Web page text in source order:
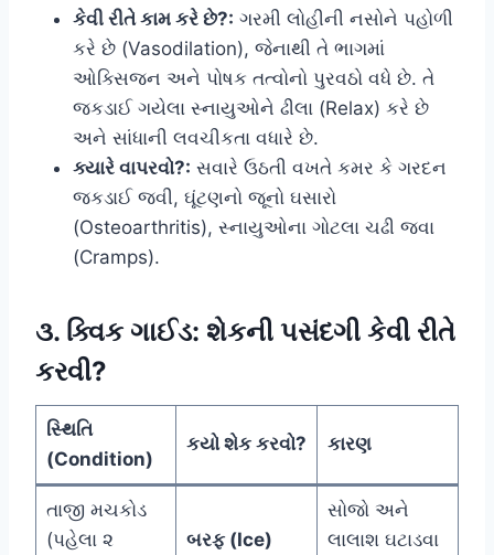
કેવી રીતે કામ કરે છે?: ગરમી લોહીની નસોને પહોળી
કરે છે (Vasodilation), જેનાથી તે ભાગમાં
ઓક્સિજન અને પોષક તત્વોનો પુરવઠો વધે છે. તે
જકડાઈ ગયેલા સ્નાયુઓને ઢીલા (Relax) કરે છે
અને સાંધાની લવચીકતા વધારે છે.
ક્યારે વાપરવો?: સવારે ઉઠતી વખતે કમર કે ગરદન
જકડાઈ જવી, ઘૂંટણનો જૂનો ઘસારો
(Osteoarthritis), સ્નાયુઓના ગોટલા ચઢી જવા
(Cramps).
૩. ક્વિક ગાઈડ: શેકની પસંદગી કેવી રીતે
કરવી?
સ્થિતિ
(Condition)
કયો શેક કરવો? કારણ
તાજી મચકોડ
(પહેલા ૨
બરફ (Ice)
સોજો અને
લાલાશ ઘટાડવા